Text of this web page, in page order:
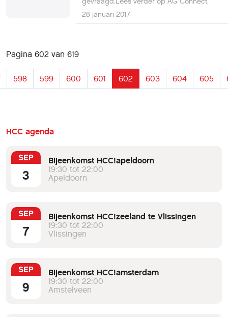
28 januari 2017
Pagina 602 van 619
598 599 600 601 602 603 604 605
HCC agenda
SEP
3
Bijeenkomst HCC!apeldoorn
19:30 tot 22:00
Apeldoorn
SEP
7
Bijeenkomst HCC!zeeland te Vlissingen
19:30 tot 22:00
Vlissingen
SEP
9
Bijeenkomst HCC!amsterdam
19:30 tot 22:00
Amstelveen